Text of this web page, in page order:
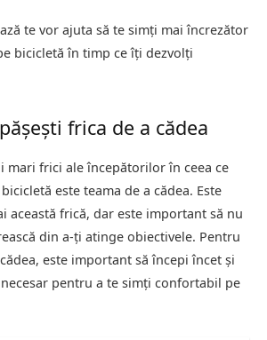
te vor ajuta să te simți mai încrezător
bicicletă în timp ce îți dezvolți
frica de a cădea
mari frici ale începătorilor în ceea ce
este teama de a cădea. Este
această frică, dar este important să nu
din a-ți atinge obiectivele. Pentru
este important să începi încet și
pentru a te simți confortabil pe